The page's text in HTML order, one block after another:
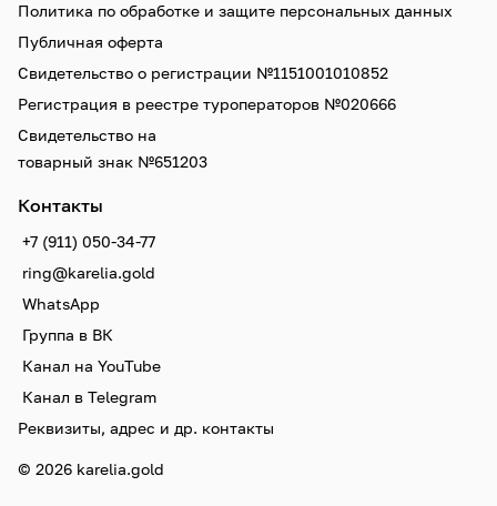
Политика по обработке и защите персональных данных
Публичная оферта
Свидетельство о регистрации №1151001010852
Регистрация в реестре туроператоров №020666
Свидетельство на
товарный знак №651203
Контакты
+7 (911) 050-34-77
ring@karelia.gold
WhatsApp
Группа в ВК
Канал на YouTube
Канал в Telegram
Реквизиты, адрес и др. контакты
© 2026 karelia.gold